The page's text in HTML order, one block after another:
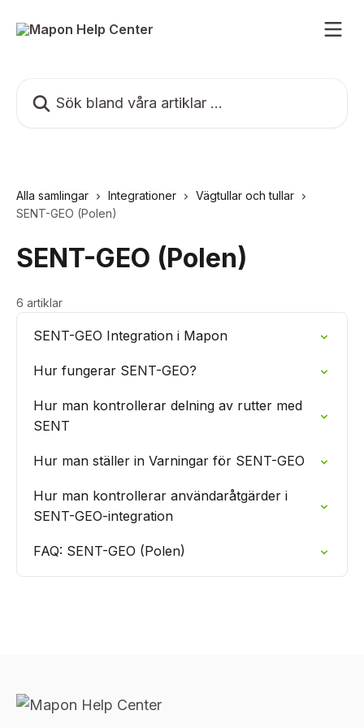
Alla samlingar Integrationer
Vägtullar och tullar
SENT-GEO (Polen)
SENT-GEO (Polen)
6 artiklar
SENT-GEO Integration i Mapon
Hur fungerar SENT-GEO?
Hur man kontrollerar delning av rutter med
SENT
Hur man ställer in Varningar för SENT-GEO
Hur man kontrollerar användaråtgärder i
SENT-GEO-integration
FAQ: SENT-GEO (Polen)